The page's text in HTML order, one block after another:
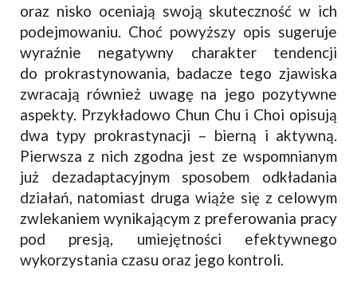
oraz nisko oceniają swoją skuteczność w ich
podejmowaniu. Choć powyższy opis sugeruje
wyraźnie negatywny charakter tendencji
do prokrastynowania, badacze tego zjawiska
zwracają również uwagę na jego pozytywne
aspekty. Przykładowo Chun Chu i Choi opisują
dwa typy prokrastynacji – bierną i aktywną.
Pierwsza z nich zgodna jest ze wspomnianym
już dezadaptacyjnym sposobem odkładania
działań, natomiast druga wiąże się z celowym
zwlekaniem wynikającym z preferowania pracy
pod presją, umiejętności efektywnego
wykorzystania czasu oraz jego kontroli.